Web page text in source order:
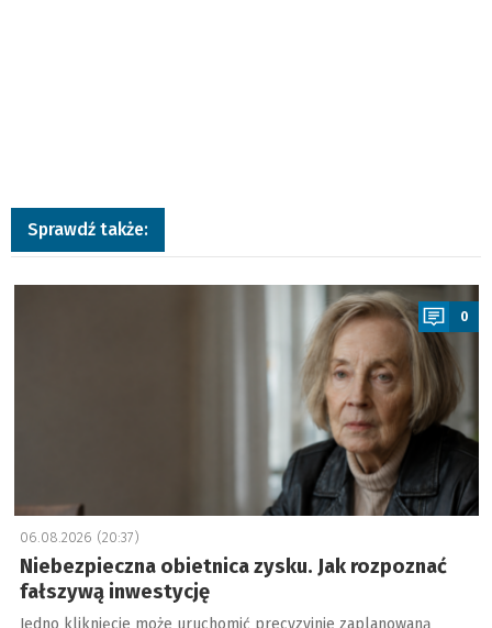
Sprawdź także:
a
0
06.08.2026 (20:37)
Niebezpieczna obietnica zysku. Jak rozpoznać
fałszywą inwestycję
Jedno kliknięcie może uruchomić precyzyjnie zaplanowaną